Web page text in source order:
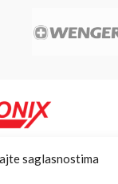
saglasnostima
trgovinskih